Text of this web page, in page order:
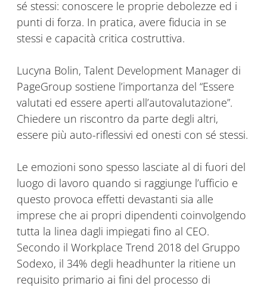
sé stessi: conoscere le proprie debolezze ed i
punti di forza. In pratica, avere fiducia in se
stessi e capacità critica costruttiva.
Lucyna Bolin, Talent Development Manager di
PageGroup sostiene l’importanza del “Essere
valutati ed essere aperti all’autovalutazione”.
Chiedere un riscontro da parte degli altri,
essere più auto-riflessivi ed onesti con sé stessi.
Le emozioni sono spesso lasciate al di fuori del
luogo di lavoro quando si raggiunge l’ufficio e
questo provoca effetti devastanti sia alle
imprese che ai propri dipendenti coinvolgendo
tutta la linea dagli impiegati fino al CEO.
Secondo il Workplace Trend 2018 del Gruppo
Sodexo, il 34% degli headhunter la ritiene un
requisito primario ai fini del processo di